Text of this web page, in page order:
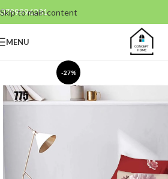
Skip to main content
0799996381
MENU
-27%